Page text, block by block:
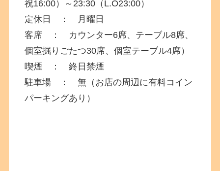
祝16:00）～23:30（L.O23:00）
定休日 ： 月曜日
客席 ： カウンター6席、テーブル8席、
個室掘りごたつ30席、個室テーブル4席）
喫煙 ： 終日禁煙
駐車場 ： 無（お店の周辺に有料コイン
パーキングあり）